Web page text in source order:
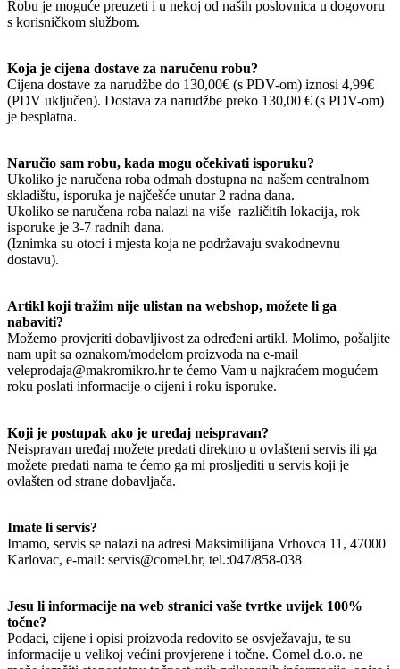
Robu je moguće preuzeti i u nekoj od naših poslovnica u dogovoru
s korisničkom službom.
Koja je cijena dostave za naručenu robu?
Cijena dostave za narudžbe do 130,00€ (s PDV-om) iznosi 4,99€
(PDV uključen). Dostava za narudžbe preko 130,00 € (s PDV-om)
je besplatna.
Naručio sam robu, kada mogu očekivati isporuku?
Ukoliko je naručena roba odmah dostupna na našem centralnom
skladištu, isporuka je najčešće unutar 2 radna dana.
Ukoliko se naručena roba nalazi na više različitih lokacija, rok
isporuke je 3-7 radnih dana.
(Iznimka su otoci i mjesta koja ne podržavaju svakodnevnu
dostavu).
Artikl koji tražim nije ulistan na webshop, možete li ga
nabaviti?
Možemo provjeriti dobavljivost za određeni artikl. Molimo, pošaljite
nam upit sa oznakom/modelom proizvoda na e-mail
veleprodaja@makromikro.hr te ćemo Vam u najkraćem mogućem
roku poslati informacije o cijeni i roku isporuke.
Koji je postupak ako je uređaj neispravan?
Neispravan uređaj možete predati direktno u ovlašteni servis ili ga
možete predati nama te ćemo ga mi prosljediti u servis koji je
ovlašten od strane dobavljača.
Imate li servis?
Imamo, servis se nalazi na adresi Maksimilijana Vrhovca 11, 47000
Karlovac, e-mail: servis@comel.hr, tel.:047/858-038
Jesu li informacije na web stranici vaše tvrtke uvijek 100%
točne?
Podaci, cijene i opisi proizvoda redovito se osvježavaju, te su
informacije u velikoj većini provjerene i točne. Comel d.o.o. ne